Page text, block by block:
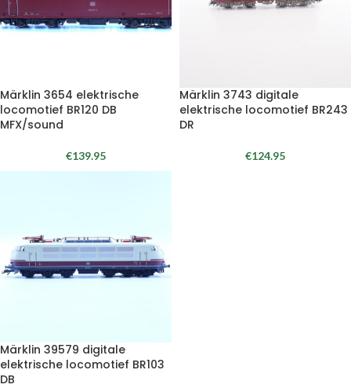
Märklin 3654 elektrische
locomotief BR120 DB
MFX/sound
€139.95
Märklin 3743 digitale
elektrische locomotief BR243
DR
€124.95
Märklin 39579 digitale
elektrische locomotief BR103
DB